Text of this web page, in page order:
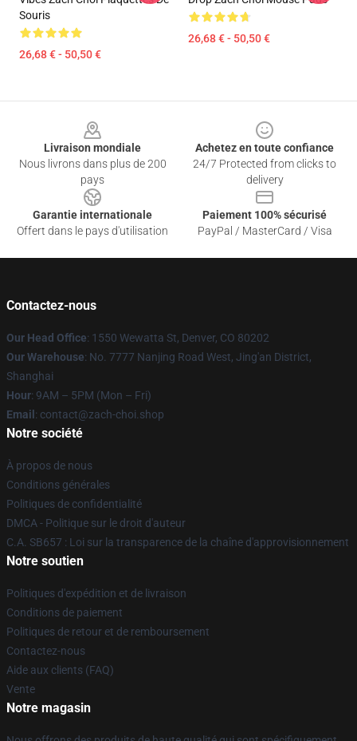
Souris
26,68 € - 50,50 €
26,68 € - 50,50 €
Livraison mondiale
Nous livrons dans plus de 200
pays
Achetez en toute confiance
24/7 Protected from clicks to
delivery
Garantie internationale
Offert dans le pays d'utilisation
Paiement 100% sécurisé
PayPal / MasterCard / Visa
Contactez-nous
Our Head Office: 1550 Wewatta St, Denver, CO 80202
Our Warehouse: No. 7777 Nanjing Road West, Jing'an District,
Shanghai
Hour: 9AM – 5PM (Mon – Fri)
Email : contact@zach-choi.shop
Notre société
À propos de nous
Conditions générales
Politiques de confidentialité
DMCA - Politique sur le droit d'auteur
C.A. SB657 : Loi sur la transparence de la chaîne d'approvisionnement
Notre soutien
Politiques d'expédition et de livraison
Conditions de paiement
Politiques de retour et de remboursement
Contactez-nous
Aide aux clients (FAQ)
Vente
Notre magasin